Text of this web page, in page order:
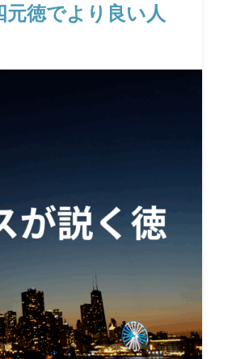
徳でより良い人